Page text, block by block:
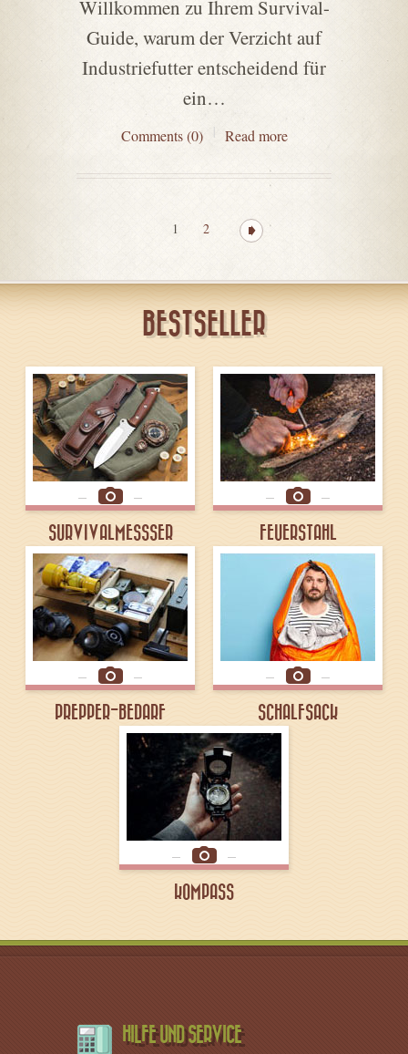
Willkommen zu Ihrem Survival-
Guide, warum der Verzicht auf
Industriefutter entscheidend für
ein…
Comments (0) Read more
1 2
BESTSELLER
SURVIVALMESSSER FEUERSTAHL
PREPPER-BEDARF SCHALFSACK
KOMPASS
HILFE UND SERVICE